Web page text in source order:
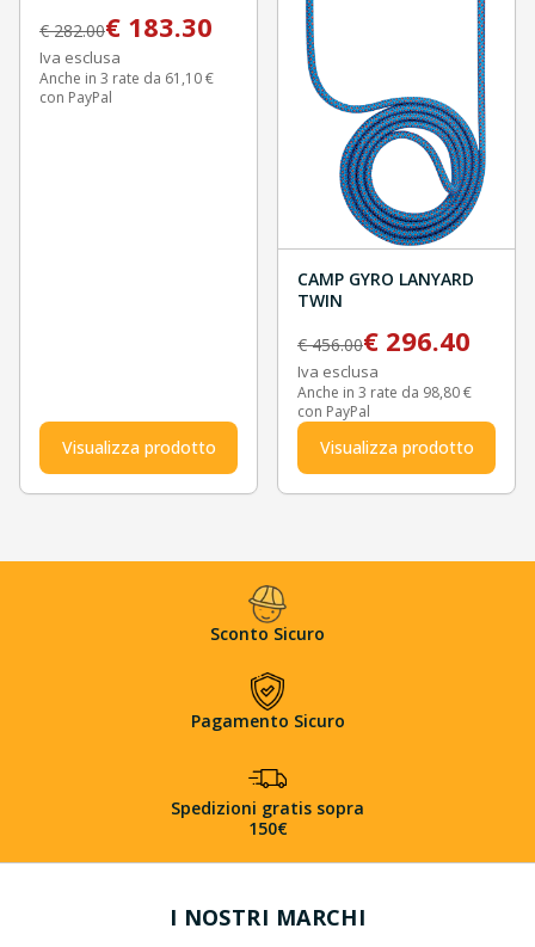
€282.00€ 183.30
Iva esclusa
Anche in 3 rate da 61,10 €
con PayPal
Visualizza prodotto
CAMP GYRO LANYARD
TWIN
€456.00€ 296.40
Iva esclusa
Anche in 3 rate da 98,80 €
con PayPal
Visualizza prodotto
Sconto Sicuro
Pagamento Sicuro
Spedizioni gratis sopra
150€
I NOSTRI MARCHI